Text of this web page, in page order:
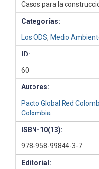
Casos para la
Categorías:
Los ODS, Medio
ID:
60
Autores:
Pacto Global Red
Colombia
ISBN-10(13):
978-958-99844-3-7
Editorial: